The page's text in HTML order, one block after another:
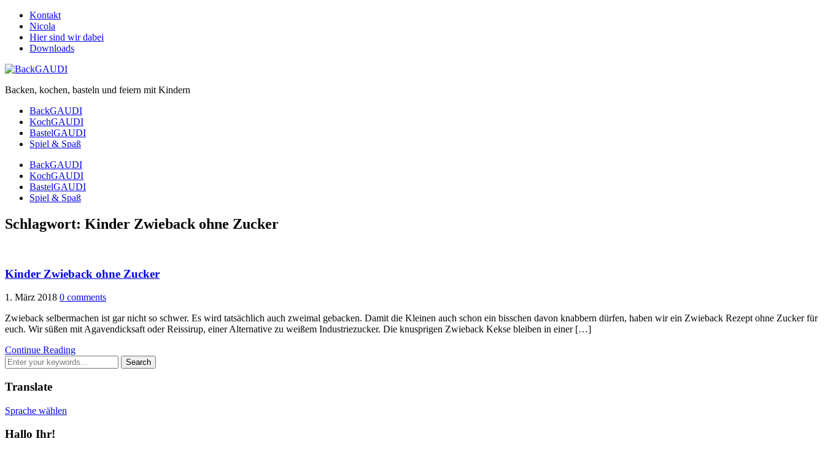
Kontakt
Nicola
Hier sind wir dabei
Downloads
Backen, kochen, basteln und feiern mit Kindern
BackGAUDI
KochGAUDI
BastelGAUDI
Spiel & Spaß
BackGAUDI
KochGAUDI
BastelGAUDI
Spiel & Spaß
Schlagwort: Kinder Zwieback ohne Zucker
Kinder Zwieback ohne Zucker
1. März 2018 0 comments
Zwieback selbermachen ist gar nicht so schwer. Es wird tatsächlich auch zweimal gebacken. Damit die Kleinen auch schon ein bisschen davon knabbern dürfen, haben wir ein Zwieback Rezept ohne Zucker für
euch. Wir süßen mit Agavendicksaft oder Reissirup, einer Alternative zu weißem Industriezucker. Die knusprigen Zwieback Kekse bleiben in einer […]
Continue Reading
Translate
Sprache wählen
Hallo Ihr!